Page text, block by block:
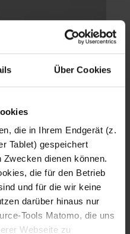
Über Cookies
die in Ihrem Endgerät (z.
Tablet) gespeichert
dienen können.
die für den Betrieb
und für die wir keine
darüber hinaus nur
Tools Matomo, die uns
Webseite zu
Lorenz